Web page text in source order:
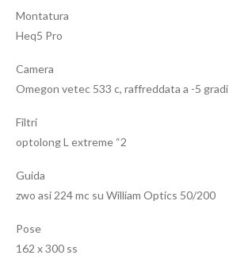
Montatura
Heq5 Pro
Camera
Omegon vetec 533 c, raffreddata a -5 gradi
Filtri
optolong L extreme “2
Guida
zwo asi 224 mc su William Optics 50/200
Pose
162 x 300 ss